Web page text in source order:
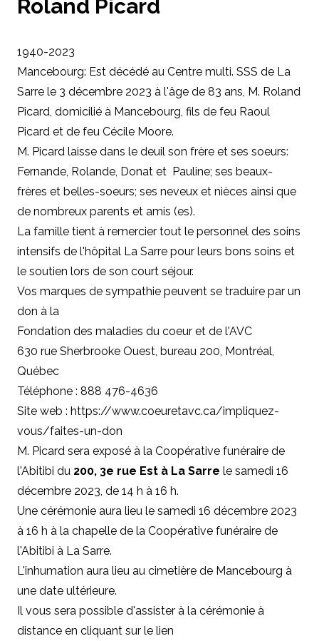
Roland Picard
1940-2023
Mancebourg: Est décédé au Centre multi. SSS de La
Sarre le 3 décembre 2023 à l'âge de 83 ans, M. Roland
Picard, domicilié à Mancebourg, fils de feu Raoul
Picard et de feu Cécile Moore.
M. Picard laisse dans le deuil son frère et ses soeurs:
Fernande, Rolande, Donat et Pauline; ses beaux-
frères et belles-soeurs; ses neveux et nièces ainsi que
de nombreux parents et amis (es).
La famille tient à remercier tout le personnel des soins
intensifs de l'hôpital La Sarre pour leurs bons soins et
le soutien lors de son court séjour.
Vos marques de sympathie peuvent se traduire par un
don à la
Fondation des maladies du coeur et de l'AVC
630 rue Sherbrooke Ouest, bureau 200, Montréal,
Québec
Téléphone : 888 476-4636
Site web : https://www.coeuretavc.ca/impliquez-
vous/faites-un-don
M. Picard sera exposé à la Coopérative funéraire de
l'Abitibi du 200, 3e rue Est à La Sarre le samedi 16
décembre 2023, de 14 h à 16 h.
Une cérémonie aura lieu le samedi 16 décembre 2023
à 16 h à la chapelle de la Coopérative funéraire de
l'Abitibi à La Sarre.
L'inhumation aura lieu au cimetière de Mancebourg à
une date ultérieure.
Il vous sera possible d'assister à la cérémonie à
distance en cliquant sur le lien